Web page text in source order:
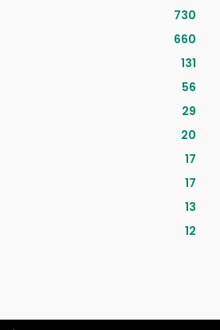
730
660
131
56
29
20
17
17
13
12